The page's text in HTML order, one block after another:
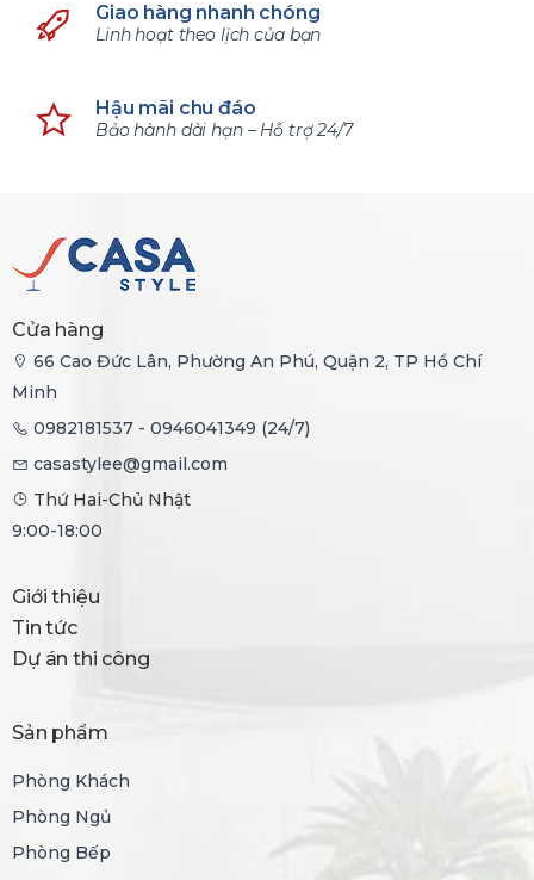
Giao hàng nhanh chóng
Linh hoạt theo lịch của bạn
Hậu mãi chu đáo
Bảo hành dài hạn – Hỗ trợ 24/7
Cửa hàng
66 Cao Đức Lân, Phường An Phú, Quận 2, TP Hồ Chí
Minh
0982181537 - 0946041349 (24/7)
casastylee@gmail.com
Thứ Hai-Chủ Nhật
9:00-18:00
Giới thiệu
Tin tức
Dự án thi công
Sản phẩm
Phòng Khách
Phòng Ngủ
Phòng Bếp